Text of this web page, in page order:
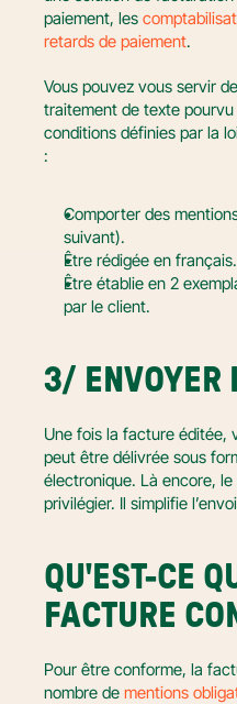
paiement, les
retards de paiement.
Vous pouvez vous servir
traitement de texte
conditions définies par la
:
Comporter des
suivant).
Être rédigée en français.
Être établie en 2
par le client.
3/ ENVOYER
Une fois la facture éditée,
peut être délivrée sous
électronique. Là encore,
privilégier. Il simplifie
QU'EST-CE
FACTURE
Pour être conforme, la
nombre de mentions